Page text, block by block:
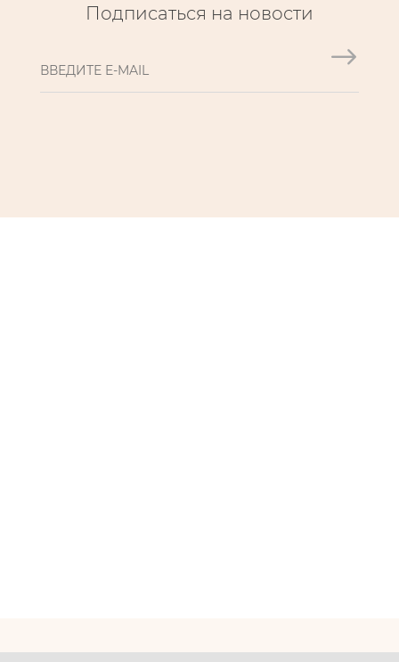
Подписаться на новости